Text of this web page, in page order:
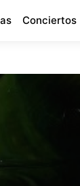
Conciertos